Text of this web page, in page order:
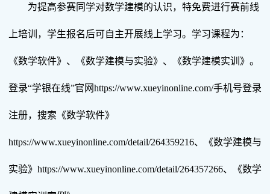
为提高参赛同学对数学建模的认识，特免费进行赛前线
上培训，学生报名后可自主开展线上学习。学习课程为：
《数学软件》、《数学建模与实验》、《数学建模实训》。
登录“学银在线”官网https://www.xueyinonline.com/手机号登录
注册，搜索《数学软件》
https://www.xueyinonline.com/detail/264359216、《数学建模与
实验》https://www.xueyinonline.com/detail/264357266、《数学